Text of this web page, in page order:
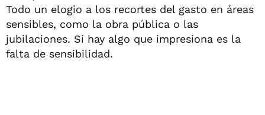
Todo un elogio a los recortes del gasto en áreas
sensibles, como la obra pública o las
jubilaciones. Si hay algo que impresiona es la
falta de sensibilidad.